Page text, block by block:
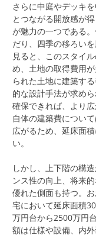
さらに中庭やデッキ
とつながる開放感が
が魅力の一つである
だり、四季の移ろい
見ると、このスタイ
め、土地の取得費用
られた土地に建築す
的な設計手法が求め
確保できれば、より
自体の建築費につい
広がるため、延床面
い。
しかし、上下階の構
ンス性の向上、将来
優れた側面も持つ。
宅において延床面積
万円台から2500万円
額は仕様や設備、内